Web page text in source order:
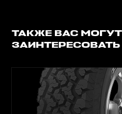
ТАКЖЕ ВАС МОГУТ
ЗАИНТЕРЕСОВАТЬ